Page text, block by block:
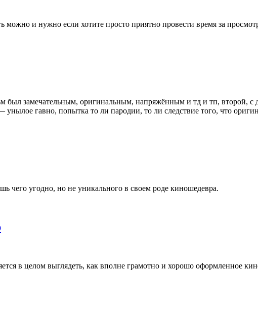
и нужно если хотите просто приятно провести время за
был замечательным, оригинальным, напряжённым и тд и тп, второй,
гавно, попытка то ли пародии, то ли следствие того, что
чего угодно, но не уникального в своем роде киношедевра.
в целом выглядеть, как вполне грамотно и хорошо оформленное